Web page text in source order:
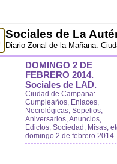
Sociales de La
Diario Zonal de la Mañana.
DOMINGO 2 DE
FEBRERO 2014.
Sociales de LAD.
Ciudad de Campana:
Cumpleaños, Enlaces,
Necrológicas, Sepelios,
Aniversarios, Anuncios,
Edictos, Sociedad, Misas,
domingo 2 de febrero 2014